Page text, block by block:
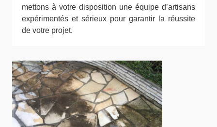
mettons à votre disposition une équipe d’artisans
expérimentés et sérieux pour garantir la réussite
de votre projet.